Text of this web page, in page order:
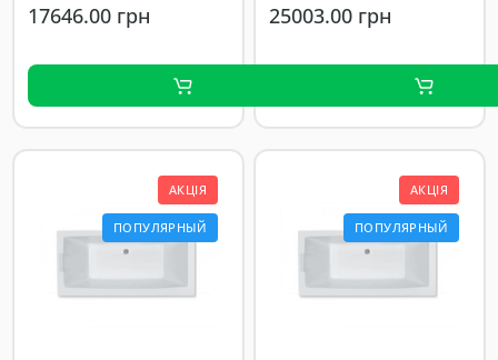
17646.00 грн 25003.00 грн
АКЦІЯ
ПОПУЛЯРНЫЙ
АКЦІЯ
ПОПУЛЯРНЫЙ